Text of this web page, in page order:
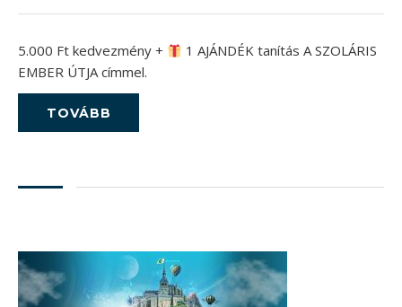
5.000 Ft kedvezmény +
​ 1 AJÁNDÉK tanítás A SZOLÁRIS
EMBER ÚTJA címmel.
TOVÁBB